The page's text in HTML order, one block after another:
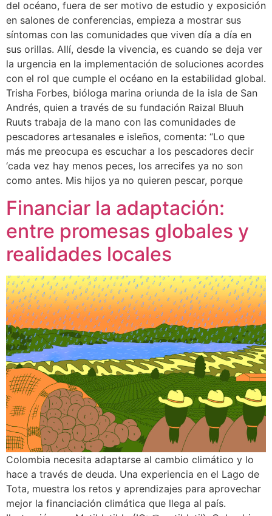
del océano, fuera de ser motivo de estudio y exposición
en salones de conferencias, empieza a mostrar sus
síntomas con las comunidades que viven día a día en
sus orillas. Allí, desde la vivencia, es cuando se deja ver
la urgencia en la implementación de soluciones acordes
con el rol que cumple el océano en la estabilidad global.
Trisha Forbes, bióloga marina oriunda de la isla de San
Andrés, quien a través de su fundación Raizal Bluuh
Ruuts trabaja de la mano con las comunidades de
pescadores artesanales e isleños, comenta: “Lo que
más me preocupa es escuchar a los pescadores decir
‘cada vez hay menos peces, los arrecifes ya no son
como antes. Mis hijos ya no quieren pescar, porque
Financiar la adaptación:
entre promesas globales y
realidades locales
Colombia necesita adaptarse al cambio climático y lo
hace a través de deuda. Una experiencia en el Lago de
Tota, muestra los retos y aprendizajes para aprovechar
mejor la financiación climática que llega al país.